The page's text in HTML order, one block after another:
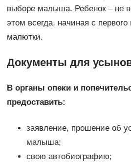
выборе малыша. Ребенок – не
этом всегда, начиная с
малютки.
Документы для
В органы опеки и
предоставить:
заявление, прошение об
малыша;
свою автобиографию;